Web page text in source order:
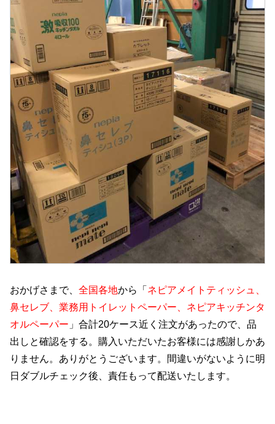
おかげさまで、 全国各地から「 ネピアメイトティッシュ、
鼻セレブ、業務用トイレットペーパー、ネピアキッチンタ
オルペーパー 」合計20ケース近く注文があったので、品
出しと確認をする。購入いただいたお客様には感謝しかあ
りません。ありがとうございます。間違いがないように明
日ダブルチェック後、責任もって配送いたします。